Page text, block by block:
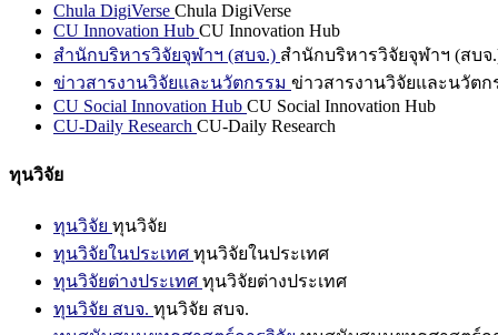
Chula DigiVerse Chula DigiVerse
CU Innovation Hub CU Innovation Hub
สำนักบริหารวิจัยจุฬาฯ (สบจ.) สำนักบริหารวิจัยจุฬาฯ (สบจ
ข่าวสารงานวิจัยและนวัตกรรม ข่าวสารงานวิจัยและนวัตก
CU Social Innovation Hub CU Social Innovation Hub
CU-Daily Research CU-Daily Research
ทุนวิจัย
ทุนวิจัย ทุนวิจัย
ทุนวิจัยในประเทศ ทุนวิจัยในประเทศ
ทุนวิจัยต่างประเทศ ทุนวิจัยต่างประเทศ
ทุนวิจัย สบจ. ทุนวิจัย สบจ.